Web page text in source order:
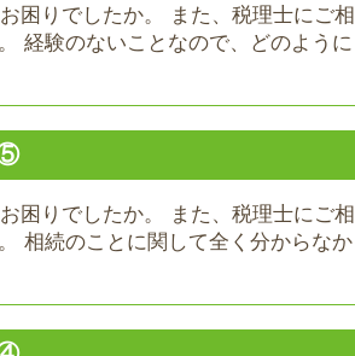
困りでしたか。 また、税理士にご相
経験のないことなので、どのように
⑤
困りでしたか。 また、税理士にご相
相続のことに関して全く分からなか